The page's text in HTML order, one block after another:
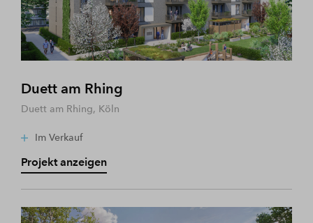
Duett am Rhing
Duett am Rhing, Köln
Im Verkauf
Projekt anzeigen